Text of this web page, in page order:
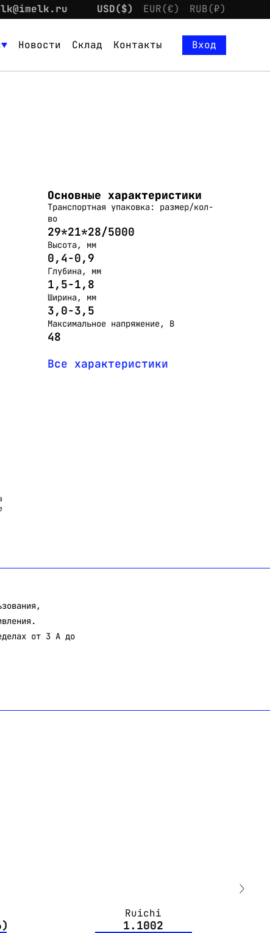
USD($) EUR(€) RUB(₽)
Новости Склад Контакты
Вход
Основные характеристики
Транспортная упаковка: размер/кол-
во
29*21*28/5000
Высота, мм
0,4-0,9
Глубина, мм
1,5-1,8
Ширина, мм
3,0-3,5
Максимальное напряжение, В
48
Все характеристики
от 3 А до
Ruichi
1.1002